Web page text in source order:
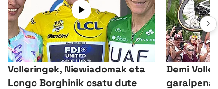
Volleringek, Niewiadomak eta
Longo Borghinik osatu dute
Demi
garaipena